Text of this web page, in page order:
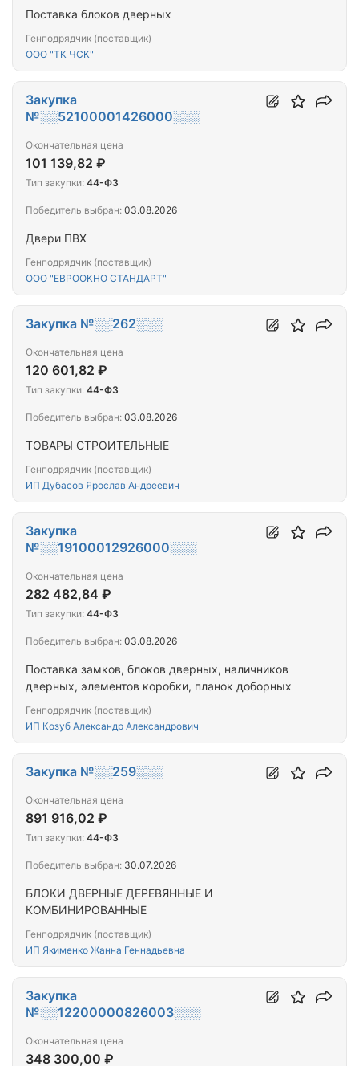
Поставка блоков дверных
Генподрядчик (поставщик)
ООО "ТК ЧСК"
Двери ПВХ
Генподрядчик (поставщик)
ООО "ЕВРООКНО СТАНДАРТ"
Закупка
№░░52100001426000░░░
Окончательная цена
101 139,82 ₽
Тип закупки: 44-ФЗ
Победитель выбран: 03.08.2026
ТОВАРЫ СТРОИТЕЛЬНЫЕ
Генподрядчик (поставщик)
ИП Дубасов Ярослав Андреевич
Закупка №░░262░░░
Окончательная цена
120 601,82 ₽
Тип закупки: 44-ФЗ
Победитель выбран: 03.08.2026
Поставка замков, блоков дверных, наличников
дверных, элементов коробки, планок доборных
Генподрядчик (поставщик)
ИП Козуб Александр Александрович
Закупка
№░░19100012926000░░░
Окончательная цена
282 482,84 ₽
Тип закупки: 44-ФЗ
Победитель выбран: 03.08.2026
БЛОКИ ДВЕРНЫЕ ДЕРЕВЯННЫЕ И
КОМБИНИРОВАННЫЕ
Генподрядчик (поставщик)
ИП Якименко Жанна Геннадьевна
Закупка №░░259░░░
Окончательная цена
891 916,02 ₽
Тип закупки: 44-ФЗ
Победитель выбран: 30.07.2026
Закупка
№░░12200000826003░░░
Окончательная цена
348 300,00 ₽